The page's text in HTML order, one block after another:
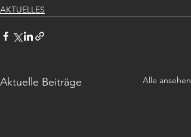
AKTUELLES
Aktuelle Beiträge Alle ansehen